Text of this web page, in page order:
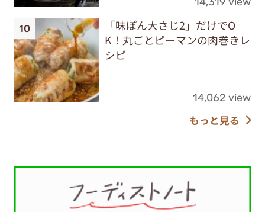
「味ぽん大さじ2」だけでO
K！丸ごとピーマンの肉巻きレ
シピ
14,062 view
もっと見る